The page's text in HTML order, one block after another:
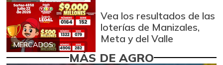
MERCADOS
Vea los resultados de las
loterías de Manizales,
Meta y del Valle
MÁS DE AGRO